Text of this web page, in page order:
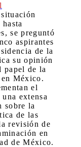
se preguntó
aspirantes
de la
su opinión
papel de la
México.
el
extensa
sobre la
de las
revisión de
en
de México.